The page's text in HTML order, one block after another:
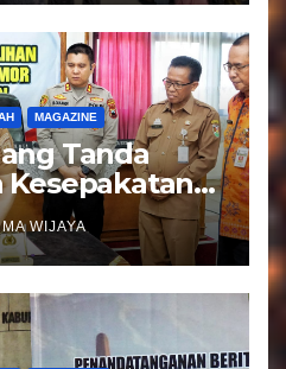
MAGAZINE
Tanda
Kesepakatan
WIJAYA